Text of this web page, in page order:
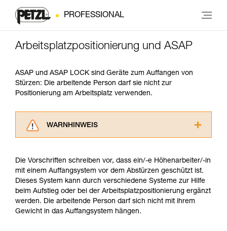
PROFESSIONAL
Arbeitsplatzpositionierung und ASAP
ASAP und ASAP LOCK sind Geräte zum Auffangen von
Stürzen: Die arbeitende Person darf sie nicht zur
Positionierung am Arbeitsplatz verwenden.
WARNHINWEIS
aufmerksam durch, bevor Sie diesen zu Rate
ziehen. Um diese Zusatzinformationen
verstehen zu können, müssen Sie zuerst die in
der Gebrauchsanweisung enthaltenen
Informationen richtig verstanden haben.
Die Beherrschung dieser Techniken setzt eine
Die Vorschriften schreiben vor, dass ein/-e Höhenarbeiter/-in
mit einem Auffangsystem vor dem Abstürzen geschützt ist.
Dieses System kann durch verschiedene Systeme zur Hilfe
beim Aufstieg oder bei der Arbeitsplatzpositionierung ergänzt
werden. Die arbeitende Person darf sich nicht mit ihrem
Gewicht in das Auffangsystem hängen.